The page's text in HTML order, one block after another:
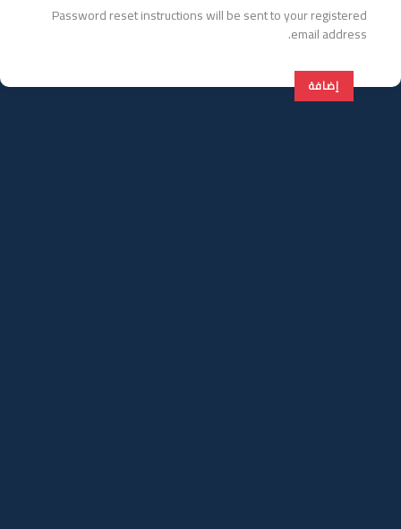
Password reset instructions will be sent to your registered
email address.